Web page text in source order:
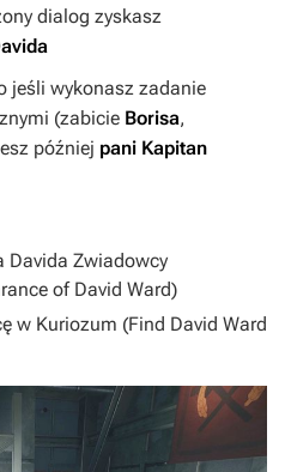
dialog zyskasz
jeśli wykonasz zadanie
(zabicie Borisa,
później pani Kapitan
Davida Zwiadowcy
of David Ward)
w Kuriozum (Find David Ward